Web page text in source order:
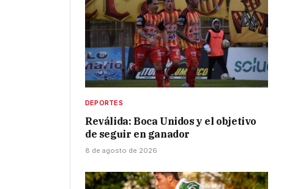
DEPORTES
Reválida: Boca Unidos y el objetivo
de seguir en ganador
8 de agosto de 2026